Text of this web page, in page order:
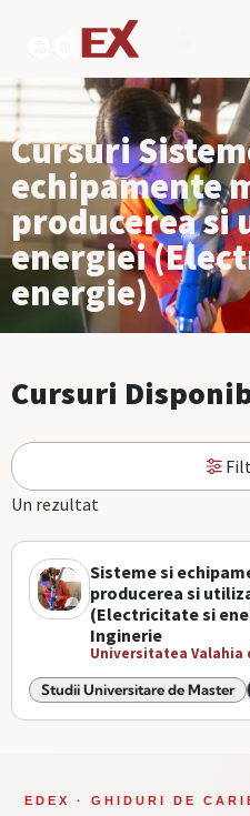
Cursuri
echipamente
producerea si
energiei
energie)
Cursuri
Un rezultat
Sisteme si
producerea si
(Electricitate si
Inginerie
Universitatea Valahia
Studii Universitare de Master
EDEX · GHIDURI DE